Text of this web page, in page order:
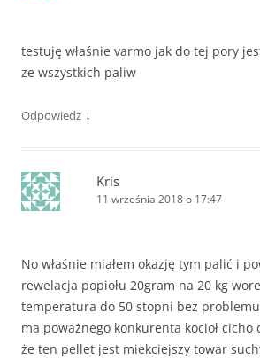
testuję właśnie varmo jak do tej pory
ze wszystkich paliw
Odpowiedz ↓
Kris
11 września 2018 o 17:47
No właśnie miałem okazję tym palić i
rewelacja popiołu 20gram na 20 kg
temperatura do 50 stopni bez
ma poważnego konkurenta kocioł cicho
że ten pellet jest miekciejszy towar